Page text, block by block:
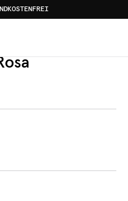
Autumn Foliage Rosa